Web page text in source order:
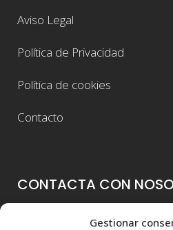
Gestionar
Aviso Legal
Política de Privacidad
Política de cookies
Contacto
CONTACTA CON
Colegio Guadalaviar